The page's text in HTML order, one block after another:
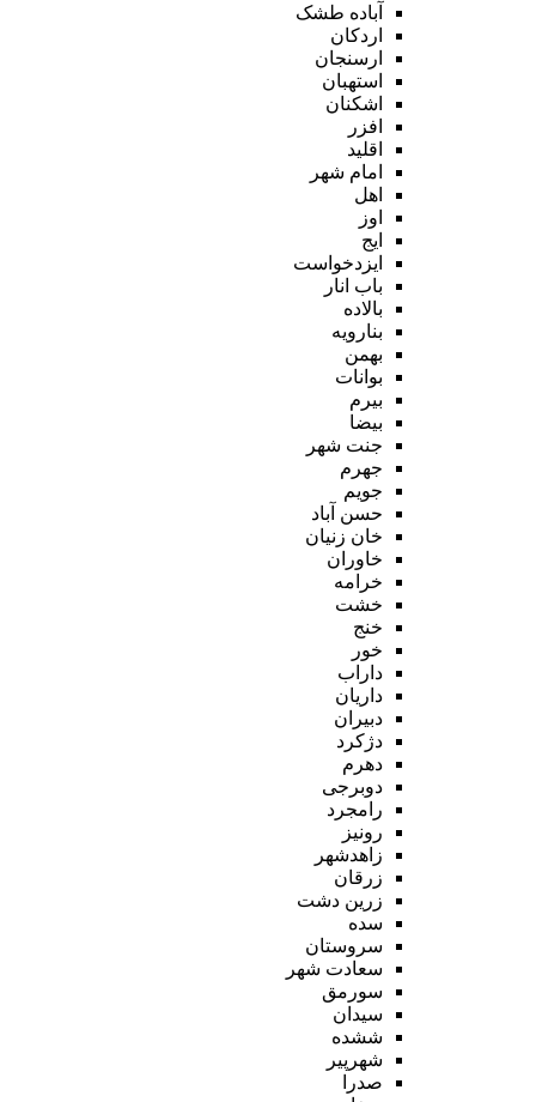
آباده طشک
اردکان
ارسنجان
استهبان
اشکنان
افزر
اقلید
امام شهر
اهل
اوز
ایج
ایزدخواست
باب انار
بالاده
بنارویه
بهمن
بوانات
بیرم
بیضا
جنت شهر
جهرم
جویم
حسن آباد
خان زنیان
خاوران
خرامه
خشت
خنج
خور
داراب
داریان
دبیران
دژکرد
دهرم
دوبرجی
رامجرد
رونیز
زاهدشهر
زرقان
زرین دشت
سده
سروستان
سعادت شهر
سورمق
سیدان
ششده
شهرپیر
صدرا